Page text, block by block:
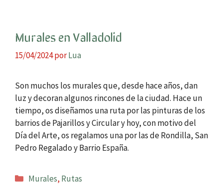
Murales en Valladolid
15/04/2024porLua
Son muchos los murales que, desde hace años, dan
luz y decoran algunos rincones de la ciudad. Hace un
tiempo, os diseñamos una ruta por las pinturas de los
barrios de Pajarillos y Circular y hoy, con motivo del
Día del Arte, os regalamos una por las de Rondilla, San
Pedro Regalado y Barrio España.
Categorías
Murales, Rutas